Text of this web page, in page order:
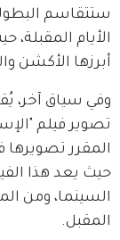
ستتقاسم
الأيام
أبرزها الأكشن
وفي سياق آخر،
تصوير فيلم
المقرر تصويرها
حيث يعد هذا
السينما، ومن
المقبل.